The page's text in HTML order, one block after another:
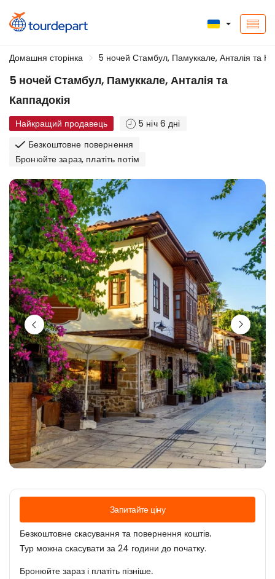
Домашня сторінка 5 ночей Стамбул, Памуккале, Анталія та
5 ночей Стамбул, Памуккале, Анталія та
Каппадокія
Найкращий продавець
5 ніч 6 дні
Безкоштовне повернення
Бронюйте зараз, платіть потім
Запитайте ціну
Безкоштовне скасування та повернення коштів.
Тур можна скасувати за 24 години до початку.
Бронюйте зараз і платіть пізніше.